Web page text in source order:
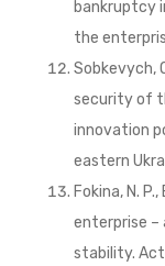
bankruptcy
the
Sobkevych,
security of
innovation
eastern
Fokina, N.
enterprise –
stability.